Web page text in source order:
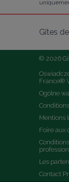
Gîtes
© 2026
France®
Ogólne
Mentions
Foire aux
Les
Contact